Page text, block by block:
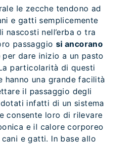
le zecche tendono ad
e gatti semplicemente
nascosti nell’erba o tra
passaggio si ancorano
per dare inizio a un pasto
particolarità di questi
hanno una grande facilità
il passaggio degli
infatti di un sistema
consente loro di rilevare
e il calore corporeo
e gatti. In base allo